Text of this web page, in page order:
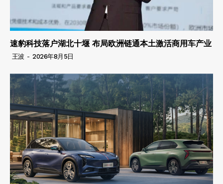
速豹科技落户湖北十堰 布局欧洲链通本土激活商用车产业
王波 - 2026年8月5日